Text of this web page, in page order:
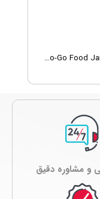
ظرف غذای ادونچر 0.35 لیتر استنلی Stanley Adventure To-Go Food Jar | 0.35L
و مشاوره دقیق